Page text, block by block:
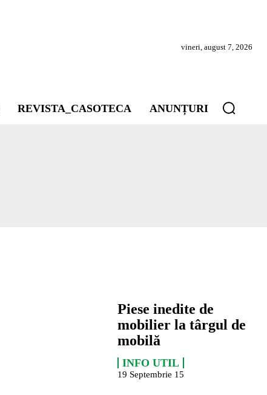
vineri, august 7, 2026
REVISTA_CASOTECA ANUNȚURI
Piese inedite de
mobilier la târgul de
mobilă
INFO UTIL
19 Septembrie 15